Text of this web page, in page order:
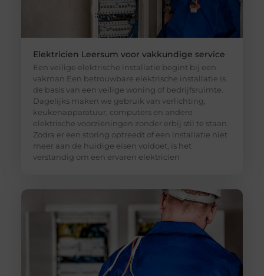
Elektricien Leersum voor vakkundige service
Een veilige elektrische installatie begint bij een
vakman Een betrouwbare elektrische installatie is
de basis van een veilige woning of bedrijfsruimte.
Dagelijks maken we gebruik van verlichting,
keukenapparatuur, computers en andere
elektrische voorzieningen zonder erbij stil te staan.
Zodra er een storing optreedt of een installatie niet
meer aan de huidige eisen voldoet, is het
verstandig om een ervaren elektricien